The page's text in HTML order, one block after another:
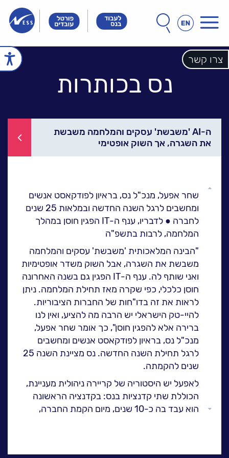
צרו קשר
&
Meet
&
&
חפש
באתר
חיפוש
עמוד הבית
הכל אודות נס
לקוחות מספרים
נס במנהרת הזמן
NESSPRO קבוצת
פתרונות התוכנה
מגזרים והתמחויות ליבה
לעבוד בנס
אירועים וכנסים
פודקאסט
נס בכותרות
וובינרים מומלצים
דברו איתנו
נס בכותרות
ה-AI 'משבשת' עסקים והמלחמה משבשת
את השגרה, אך השוק אופטימי
גלול
למעלה
שחר אפעל, מנכ"ל נס, בראיון לפודקאסט אנשים
ומחשבים לרגל השנה החדשה ובמלאות 25 שנים
לחברה ● לדבריו, ענף ה-IT
הפגין חוסן במהלך
המלחמה, לרבות בתשפ"ה
"הבינה המלאכותית 'משבשת' עסקים והמלחמה
משבשת את השגרה, אבל השוק משדר אופטימיות
ואני שותף לה. ענף ה-IT
הפגין גם בשנה האחרונה
חוסן כלכלי, כפי שקרה מאז תחילת המלחמה. ניתן
לראות את זה בדו"חות של החברות הציבוריות.
להיי-טק הישראלי יש הרבה מה להציע, ואין לנו
ברירה אלא להפגין חוסן", כך אומר שחר אפעל,
מנכ"ל נס, בראיון לפודקאסט אנשים ומחשבים
לרגל תחילת השנה החדשה. נס מציינת השנה 25
שנים להקמתה.
לאפעל יש היסטוריה של קריירה ניהולית מעניינת,
הכוללת שתי קדנציות בנס: בקדנציה הראשונה
הוא עבד בה כ-10 שנים, מיום הקמת החברה,
גלול